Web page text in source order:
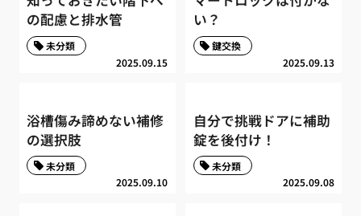
の配慮と排水管
2025.09.15
未分類
い？
2025.09.13
鍵交換
浴槽傷み諦めない補修
の選択肢
2025.09.10
未分類
自分で挑戦ドアに補助
錠を後付け！
2025.09.08
未分類